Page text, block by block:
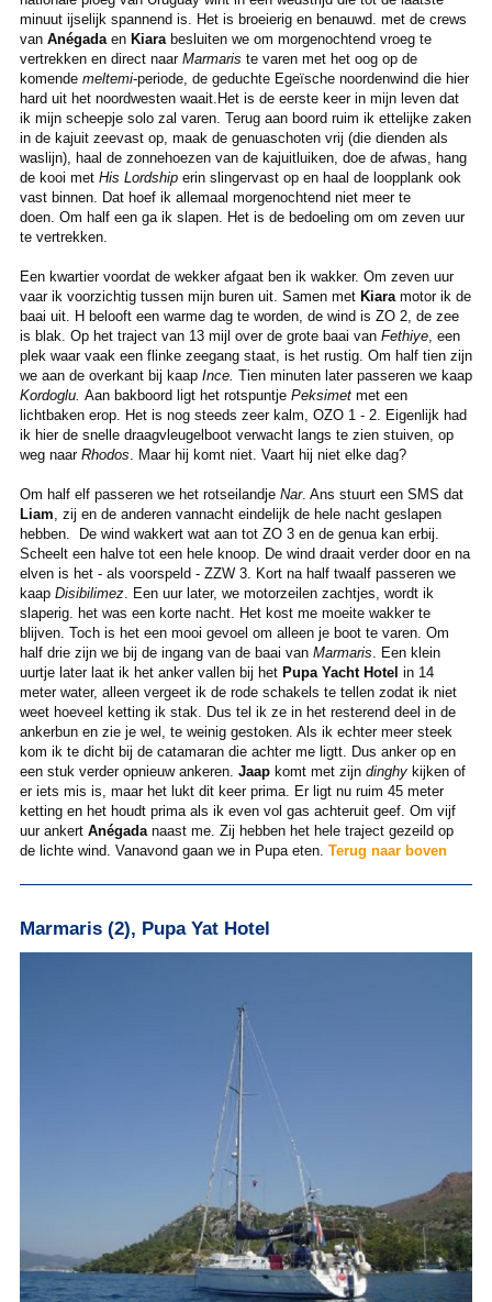
minuut ijselijk spannend is. Het is broeierig en benauwd. met de crews
van Anégadaen Kiara besluiten we om morgenochtend vroeg te
vertrekken en direct naar Marmaris te varen met het oog op de
komende meltemi-periode, de geduchte Egeïsche noordenwind die hier
hard uit het noordwesten waait.Het is de eerste keer in mijn leven dat
ik mijn scheepje solo zal varen. Terug aan boord ruim ik ettelijke zaken
in de kajuit zeevast op, maak de genuaschoten vrij (die dienden als
waslijn), haal de zonnehoezen van de kajuitluiken, doe de afwas, hang
de kooi met His Lordshiperin slingervast op en haal de loopplank ook
vast binnen. Dat hoef ik allemaal morgenochtend niet meer te
doen. Om half een ga ik slapen. Het is de bedoeling om om zeven uur
te vertrekken.
Een kwartier voordat de wekker afgaat ben ik wakker. Om zeven uur
vaar ik voorzichtig tussen mijn buren uit. Samen met Kiaramotor ik de
baai uit. H belooft een warme dag te worden, de wind is ZO 2, de zee
is blak. Op het traject van 13 mijl over de grote baai van Fethiye, een
plek waar vaak een flinke zeegang staat, is het rustig. Om half tien zijn
we aan de overkant bij kaap Ince. Tien minuten later passeren we kaap
Kordoglu. Aan bakboord ligt het rotspuntje Peksimetmet een
lichtbaken erop. Het is nog steeds zeer kalm, OZO 1 - 2. Eigenlijk had
ik hier de snelle draagvleugelboot verwacht langs te zien stuiven, op
weg naar Rhodos . Maar hij komt niet. Vaart hij niet elke dag?
Om half elf passeren we het rotseilandje Nar. Ans stuurt een SMS dat
Liam , zij en de anderen vannacht eindelijk de hele nacht geslapen
hebben. De wind wakkert wat aan tot ZO 3 en de genua kan erbij.
Scheelt een halve tot een hele knoop. De wind draait verder door en na
elven is het - als voorspeld - ZZW 3. Kort na half twaalf passeren we
kaap Disibilimez. Een uur later, we motorzeilen zachtjes, wordt ik
slaperig. het was een korte nacht. Het kost me moeite wakker te
blijven. Toch is het een mooi gevoel om alleen je boot te varen. Om
half drie zijn we bij de ingang van de baai van Marmaris . Een klein
uurtje later laat ik het anker vallen bij het Pupa Yacht Hotel in 14
meter water, alleen vergeet ik de rode schakels te tellen zodat ik niet
weet hoeveel ketting ik stak. Dus tel ik ze in het resterend deel in de
ankerbun en zie je wel, te weinig gestoken. Als ik echter meer steek
kom ik te dicht bij de catamaran die achter me ligtt. Dus anker op en
een stuk verder opnieuw ankeren. Jaapkomt met zijn dinghykijken of
er iets mis is, maar het lukt dit keer prima. Er ligt nu ruim 45 meter
ketting en het houdt prima als ik even vol gas achteruit geef. Om vijf
uur ankert Anégadanaast me. Zij hebben het hele traject gezeild op
de lichte wind. Vanavond gaan we in Pupa eten. Terug naar boven
Marmaris (2), Pupa Yat Hotel